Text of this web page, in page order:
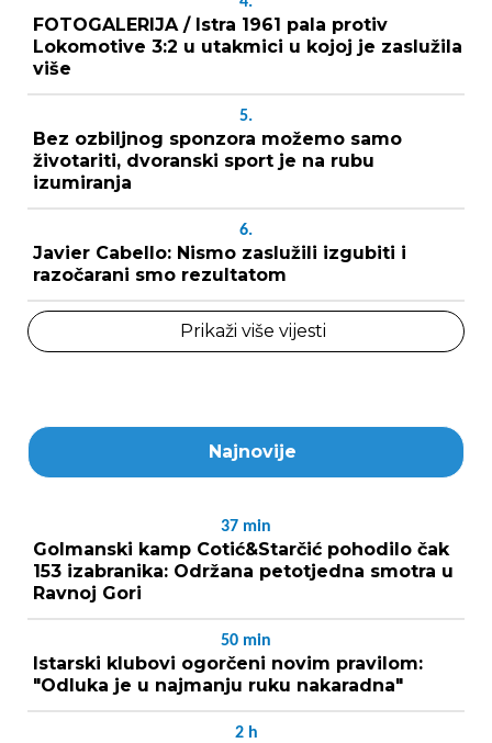
FOTOGALERIJA / Istra 1961 pala protiv
Lokomotive 3:2 u utakmici u kojoj je zaslužila
više
5.
Bez ozbiljnog sponzora možemo samo
životariti, dvoranski sport je na rubu
izumiranja
6.
Javier Cabello: Nismo zaslužili izgubiti i
razočarani smo rezultatom
Prikaži više vijesti
Najnovije
37 min
Golmanski kamp Cotić&Starčić pohodilo čak
153 izabranika: Održana petotjedna smotra u
Ravnoj Gori
50 min
Istarski klubovi ogorčeni novim pravilom:
"Odluka je u najmanju ruku nakaradna"
2 h